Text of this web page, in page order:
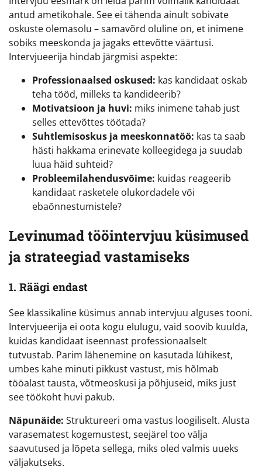
antud ametikohale. See ei tähenda ainult sobivate
oskuste olemasolu – samavõrd oluline on, et inimene
sobiks meeskonda ja jagaks ettevõtte väärtusi.
Intervjueerija hindab järgmisi aspekte:
Professionaalsed oskused: kas kandidaat oskab
teha tööd, milleks ta kandideerib?
Motivatsioon ja huvi: miks inimene tahab just
selles ettevõttes töötada?
Suhtlemisoskus ja meeskonnatöö: kas ta saab
hästi hakkama erinevate kolleegidega ja suudab
luua häid suhteid?
Probleemilahendusvõime: kuidas reageerib
kandidaat rasketele olukordadele või
ebaõnnestumistele?
Levinumad tööintervjuu küsimused
ja strateegiad vastamiseks
1. Räägi endast
See klassikaline küsimus annab intervjuu alguses tooni.
Intervjueerija ei oota kogu elulugu, vaid soovib kuulda,
kuidas kandidaat iseennast professionaalselt
tutvustab. Parim lähenemine on kasutada lühikest,
umbes kahe minuti pikkust vastust, mis hõlmab
tööalast tausta, võtmeoskusi ja põhjuseid, miks just
see töökoht huvi pakub.
Näpunäide: Struktureeri oma vastus loogiliselt. Alusta
varasematest kogemustest, seejärel too välja
saavutused ja lõpeta sellega, miks oled valmis uueks
väljakutseks.